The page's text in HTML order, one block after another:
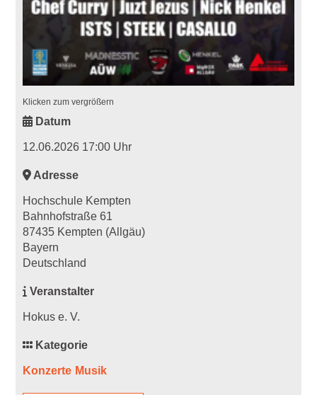
Klicken zum vergrößern
Datum
12.06.2026 17:00 Uhr
Adresse
Hochschule Kempten
Bahnhofstraße 61
87435 Kempten (Allgäu)
Bayern
Deutschland
Veranstalter
Hokus e. V.
Kategorie
Konzerte Musik